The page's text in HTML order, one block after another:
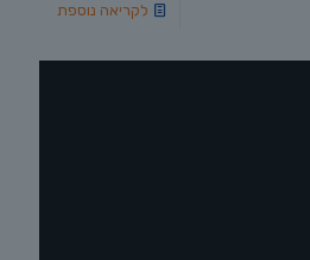
לקריאה נוספת